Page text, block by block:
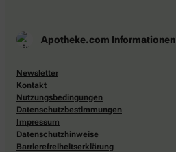
Apotheke.com Informationen
Newsletter
Kontakt
Nutzungsbedingungen
Datenschutzbestimmungen
Impressum
Datenschutzhinweise
Barrierefreiheitserklärung